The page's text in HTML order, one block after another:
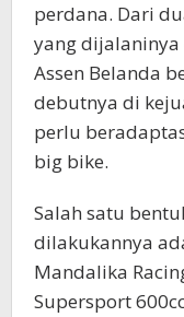
perdana. Dari
yang
Assen Belanda
debutnya di
perlu
big bike.
Salah satu
dilakukannya
Mandalika
Supersport